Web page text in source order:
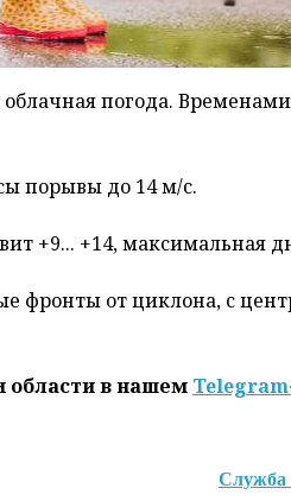
облачная погода.
порывы до 14 м/с.
+9... +14, максимальная
фронты от циклона, с
области в нашем